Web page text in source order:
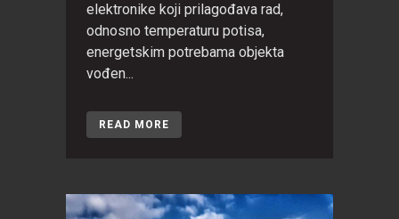
elektronike koji prilagođava rad,
odnosno temperaturu potisa,
energetskim potrebama objekta
vođen...
READ MORE